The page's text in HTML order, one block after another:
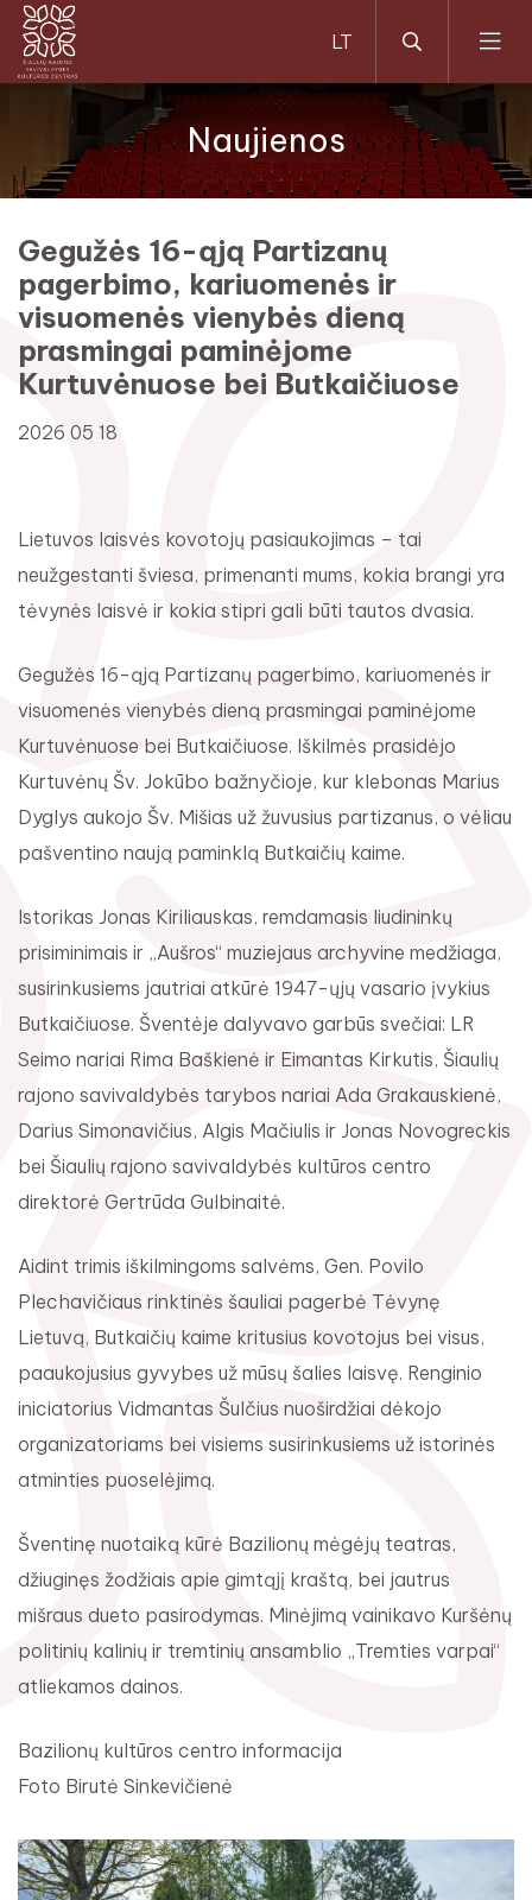
Rugpjūtis
Pr An Tr Ke Pe Še
1 2
3 4 5 6 7
17 18 19 20 21 22 23
24 25 26 27 28 29
31
Naujienos
Gegužės 16-ąją Partizanų
pagerbimo, kariuomenės ir
visuomenės vienybės dieną
prasmingai paminėjome
Kurtuvėnuose bei Butkaičiuose
2026 05 18
Lietuvos laisvės kovotojų pasiaukojimas – tai
neužgestanti šviesa, primenanti mums, kokia brangi yra
tėvynės laisvė ir kokia stipri gali būti tautos dvasia.
Gegužės 16-ąją Partizanų pagerbimo, kariuomenės ir
visuomenės vienybės dieną prasmingai paminėjome
Kurtuvėnuose bei Butkaičiuose. Iškilmės prasidėjo
Kurtuvėnų Šv. Jokūbo bažnyčioje, kur klebonas Marius
Dyglys aukojo Šv. Mišias už žuvusius partizanus, o vėliau
pašventino naują paminklą Butkaičių kaime.
Istorikas Jonas Kiriliauskas, remdamasis liudininkų
prisiminimais ir „Aušros“ muziejaus archyvine medžiaga,
susirinkusiems jautriai atkūrė 1947-ųjų vasario įvykius
Butkaičiuose. Šventėje dalyvavo garbūs svečiai: LR
Seimo nariai Rima Baškienė ir Eimantas Kirkutis, Šiaulių
rajono savivaldybės tarybos nariai Ada Grakauskienė,
Darius Simonavičius, Algis Mačiulis ir Jonas Novogreckis
bei Šiaulių rajono savivaldybės kultūros centro
direktorė Gertrūda Gulbinaitė.
Aidint trimis iškilmingoms salvėms, Gen. Povilo
Plechavičiaus rinktinės šauliai pagerbė Tėvynę
Lietuvą, Butkaičių kaime kritusius kovotojus bei visus,
paaukojusius gyvybes už mūsų šalies laisvę. Renginio
iniciatorius Vidmantas Šulčius nuoširdžiai dėkojo
organizatoriams bei visiems susirinkusiems už istorinės
atminties puoselėjimą.
Šventinę nuotaiką kūrė Bazilionų mėgėjų teatras,
džiuginęs žodžiais apie gimtąjį kraštą, bei jautrus
mišraus dueto pasirodymas. Minėjimą vainikavo Kuršėnų
politinių kalinių ir tremtinių ansamblio „Tremties varpai“
atliekamos dainos.
Bazilionų kultūros centro informacija
Foto Birutė Sinkevičienė